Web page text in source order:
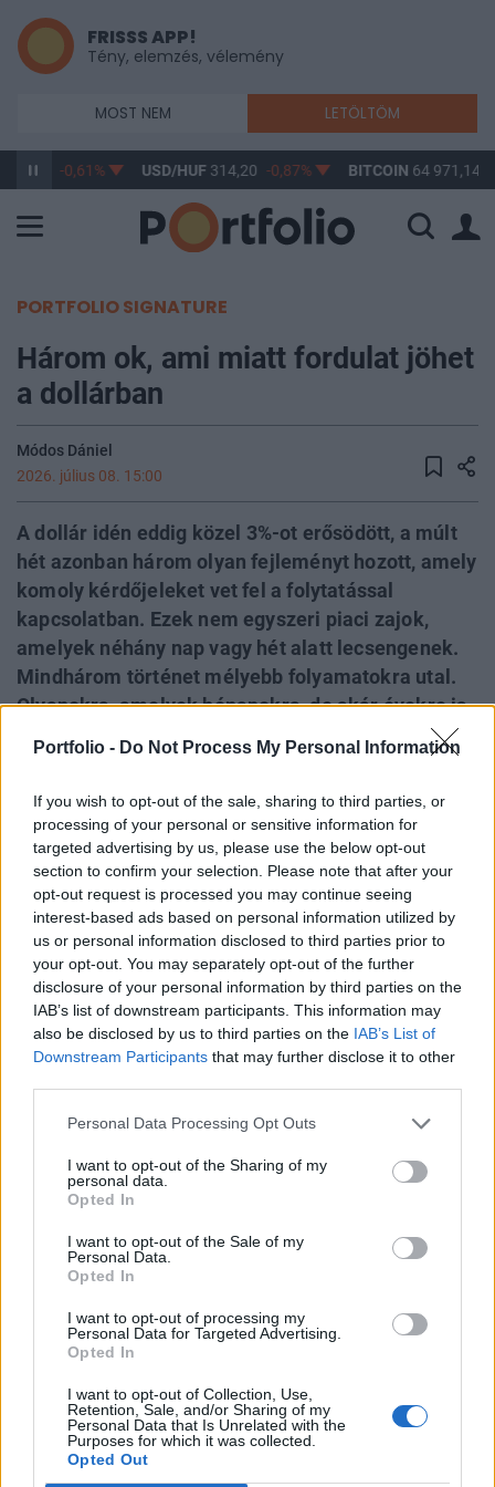
Portfolio - Do Not Process My Personal Information
If you wish to opt-out of the sale, sharing to third parties, or
processing of your personal or sensitive information for
targeted advertising by us, please use the below opt-out
section to confirm your selection. Please note that after your
opt-out request is processed you may continue seeing
interest-based ads based on personal information utilized by
us or personal information disclosed to third parties prior to
your opt-out. You may separately opt-out of the further
disclosure of your personal information by third parties on the
IAB’s list of downstream participants. This information may
also be disclosed by us to third parties on the IAB’s List of
Downstream Participants that may further disclose it to other
Personal Data Processing Opt Outs
I want to opt-out of the Sharing of my
personal data.
Opted In
I want to opt-out of the Sale of my
Personal Data.
Opted In
I want to opt-out of processing my
Personal Data for Targeted Advertising.
Opted In
I want to opt-out of Collection, Use,
Retention, Sale, and/or Sharing of my
Personal Data that Is Unrelated with the
Purposes for which it was collected.
Opted Out
FRISSS APP!
Tény, elemzés, vélemény
MOST NEM LETÖLTÖM
363,17 -0,61% USD/HUF 314,20 -0,87% BITCOIN 64 971,14
PORTFOLIO SIGNATURE
Három ok, ami miatt fordulat jöhet
a dollárban
Módos Dániel
2026. július 08. 15:00
A dollár idén eddig közel 3%-ot erősödött, a múlt
hét azonban három olyan fejleményt hozott, amely
komoly kérdőjeleket vet fel a folytatással
kapcsolatban. Ezek nem egyszeri piaci zajok,
amelyek néhány nap vagy hét alatt lecsengenek.
Mindhárom történet mélyebb folyamatokra utal.
Olyanokra, amelyek hónapokra, de akár évekre is
évben közel 3%-ot erősödött a zöldhasú, a januári
mélyponthoz képest pedig már 5% feletti az
erősödése.
Az erősebb amerikai növekedés, a szigorúbbá váló
Fed és a nagy gazdaságok, mint az euróövezet és
Japán, gyengélkedése egyértelmű helyzet elé állítja
a befektetőket. A dollár mindenek felett.
következő hónapokban.
SIGNATURE PRO-VAL EZT A CIKKET IS EL
TUDNÁD OLVASNI!
Ez a cikk folytatódik, de csak Portfolio Signature
előfizetéssel olvasható tovább.
szolgáltatás havi díja2 990forint. A hozzáférés egy
évre is megvásárolható, amelynek díja
29 845forint
az éves előfizetés keretében tehát 10 havi díjért
cserébe 12 havi szolgáltatást kapnak olvasóink.